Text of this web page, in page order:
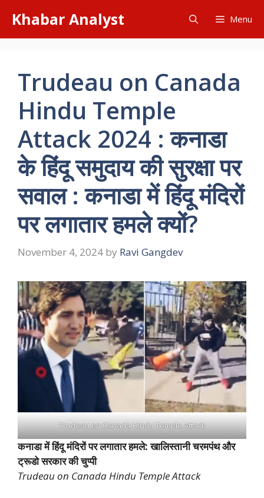
content
Khabar Analyst Menu
Trudeau on Canada
Hindu Temple
Attack 2024 : कनाडा
के हिंदू समुदाय की सुरक्षा पर
सवाल : कनाडा में हिंदू मंदिरों
पर लगातार हमले क्यों?
November 4, 2024 by Ravi Gangdev
Trudeau on Canada Hindu Temple Attack
कनाडा में हिंदू मंदिरों पर लगातार हमले: खालिस्तानी चरमपंथ और
ट्रूडो सरकार की चुप्पी
Trudeau on Canada Hindu Temple Attack